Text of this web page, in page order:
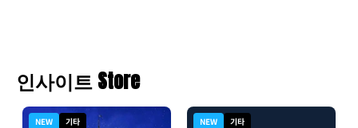
인사이트 Store
NEW 기타 NEW 기타